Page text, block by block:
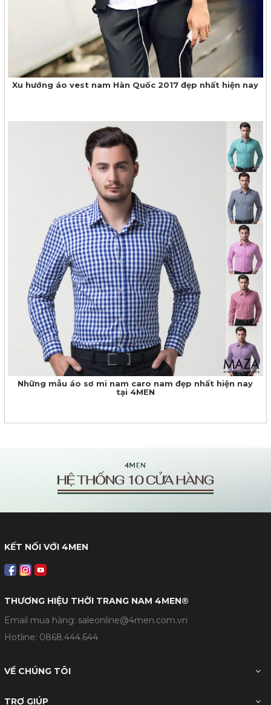
Xu hướng áo vest nam Hàn Quốc 2017 đẹp nhất hiện nay
Những mẫu áo sơ mi nam caro nam đẹp nhất hiện nay
tại 4MEN
KẾT NỐI VỚI 4MEN
THƯƠNG HIỆU THỜI TRANG NAM 4MEN®
Email mua hàng: saleonline@4men.com.vn
Hotline: 0868.444.644
VỀ CHÚNG TÔI
TRỢ GIÚP